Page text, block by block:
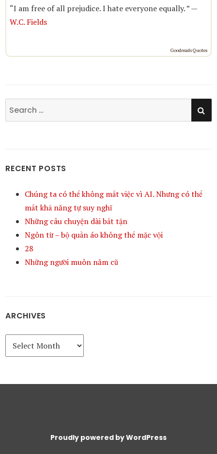
“I am free of all prejudice. I hate everyone equally. ” —
W.C. Fields
Goodreads Quotes
Search
for:
RECENT POSTS
Chúng ta có thể không mất việc vì AI. Nhưng có thể
mất khả năng tự suy nghĩ
Những câu chuyện dài bất tận
Ngôn từ – bộ quần áo không thể mặc vội
28
Những người muôn năm cũ
ARCHIVES
Archives
Proudly powered by WordPress